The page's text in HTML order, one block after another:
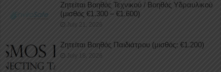
Ζητείται Βοηθός Τεχνικού / Βοηθός Υδραυλικού
(μισθός €1.300 – €1.600)
July 21, 2026
Ζητείται Βοηθός Παιδιάτρου (μισθός: €1.200)
July 18, 2026